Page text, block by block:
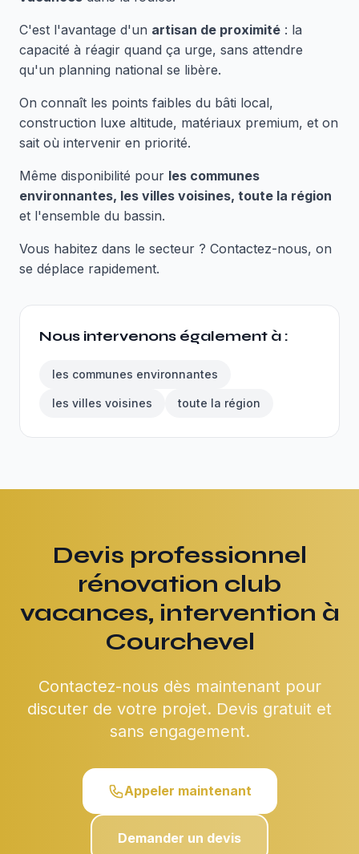
C'est l'avantage d'un artisan de proximité : la
capacité à réagir quand ça urge, sans attendre
qu'un planning national se libère.
On connaît les points faibles du bâti local,
construction luxe altitude, matériaux premium, et on
sait où intervenir en priorité.
Même disponibilité pour les communes
environnantes, les villes voisines, toute la région
et l'ensemble du bassin.
Vous habitez dans le secteur ? Contactez-nous, on
se déplace rapidement.
Nous intervenons également à :
les communes environnantes
les villes voisines toute la région
Devis professionnel
rénovation club
vacances, intervention à
Courchevel
Contactez-nous dès maintenant pour
discuter de votre projet. Devis gratuit et
sans engagement.
Appeler maintenant
Demander un devis